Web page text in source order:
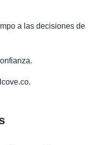
a las decisiones de